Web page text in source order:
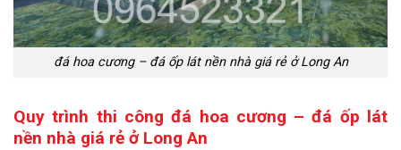
đá hoa cương – đá ốp lát nền nhà giá rẻ ở Long An
Quy trình thi công đá hoa cương – đá ốp lát
nền nhà giá rẻ ở Long An